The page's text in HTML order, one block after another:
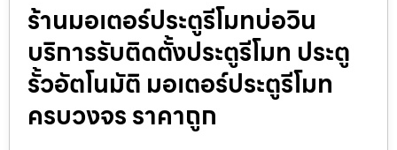
ร้านมอเตอร์ประตูรีโมทบ่อวิน
บริการรับติดตั้งประตูรีโมท ประตู
รั้วอัตโนมัติ มอเตอร์ประตูรีโมท
ครบวงจร ราคาถูก